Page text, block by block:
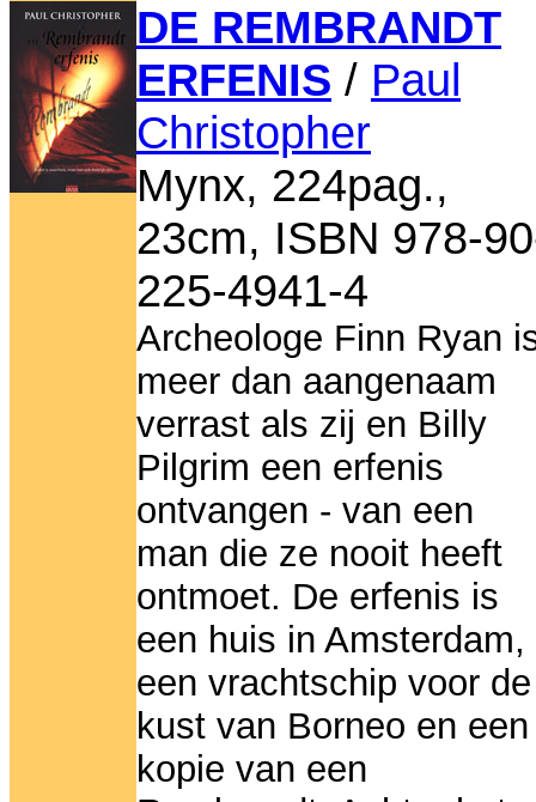
DE REMBRANDT
ERFENIS / Paul
Christopher
Mynx, 224pag.,
23cm, ISBN 978-
225-4941-4
Archeologe Finn Ryan
meer dan aangenaam
verrast als zij en Billy
Pilgrim een erfenis
ontvangen - van een
man die ze nooit heeft
ontmoet. De erfenis is
een huis in Amsterdam,
een vrachtschip voor de
kust van Borneo en een
kopie van een